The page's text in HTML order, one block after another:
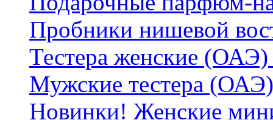
Пробники нишевой
Тестера женские (ОАЭ)
Мужские тестера (ОАЭ)
Новинки! Женские